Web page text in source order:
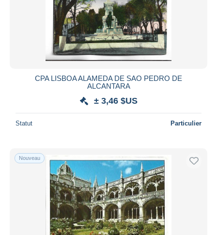
CPA LISBOA ALAMEDA DE SAO PEDRO DE
ALCANTARA
± 3,46 $US
Statut Particulier
Nouveau